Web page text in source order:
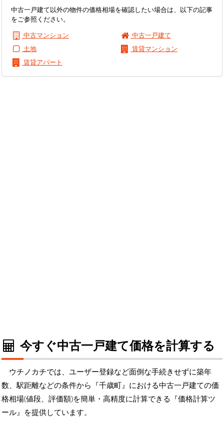
中古一戸建て以外の物件の価格相場を確認したい場合は、以下の記事
をご参照ください。
中古マンション
中古一戸建て
土地
賃貸マンション
賃貸アパート
今すぐ中古一戸建て価格を計算する
ウチノカチでは、ユーザー登録など面倒な手続きせずに築年
数、駅距離などの条件から『千歳町』における中古一戸建ての価
格相場(値段、評価額)を簡単・高精度に計算できる『価格計算ツ
ール』を提供しています。